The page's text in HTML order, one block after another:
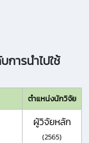
ารนำไปใช้
ตำแหน่งนักวิจัย
ผู้วิจัยหลัก
(2565)